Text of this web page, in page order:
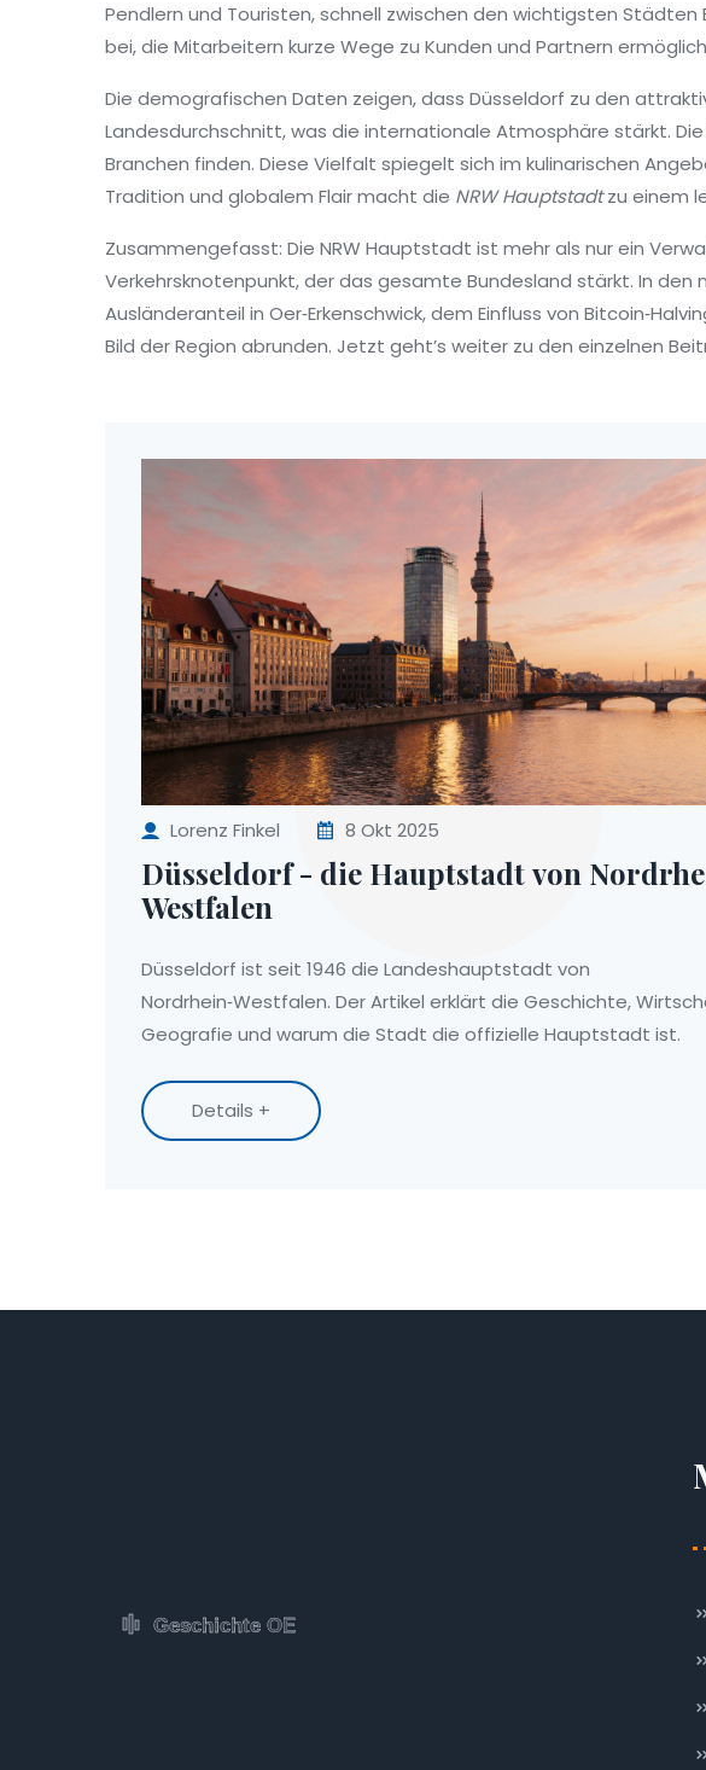
Pendlern und Touristen, schnell zwischen den wichtigsten
bei, die Mitarbeitern kurze Wege zu Kunden und Partnern
Die demografischen Daten zeigen, dass Düsseldorf zu den
Landesdurchschnitt, was die internationale Atmosphäre stärkt.
Branchen finden. Diese Vielfalt spiegelt sich im kulinarischen
Tradition und globalem Flair macht die NRW Hauptstadtzu einem
Zusammengefasst: Die NRW Hauptstadt ist mehr als nur ein
Verkehrsknotenpunkt, der das gesamte Bundesland stärkt. In
Ausländeranteil in Oer‑Erkenschwick, dem Einfluss von
Bild der Region abrunden. Jetzt geht’s weiter zu den einzelnen
Lorenz Finkel 8 Okt 2025
Düsseldorf - die Hauptstadt von
Westfalen
Düsseldorf ist seit 1946 die Landeshauptstadt von
Nordrhein‑Westfalen. Der Artikel erklärt die Geschichte,
Geografie und warum die Stadt die offizielle Hauptstadt ist.
Details +